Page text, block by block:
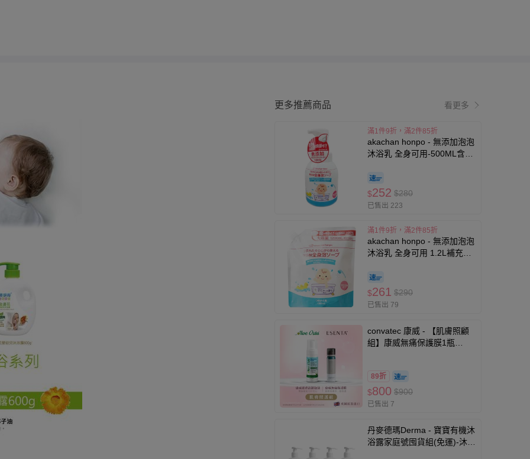
更多推薦商品 看更多
滿1件9折，滿2件85折
akachan honpo - 無添加泡泡
沐浴乳 全身可用-500ML含瓶-
$252 $280
已售出 223
滿1件9折，滿2件85折
akachan honpo - 無添加泡泡
沐浴乳 全身可用 1.2L補充包
$261 $290
已售出 79
convatec 康威 - 【肌膚照顧
組】康威無痛保護膜1瓶
89折
$800 $900
已售出 7
丹麥德瑪Derma - 寶寶有機沐
浴露家庭號囤貨組(免運)-沐浴